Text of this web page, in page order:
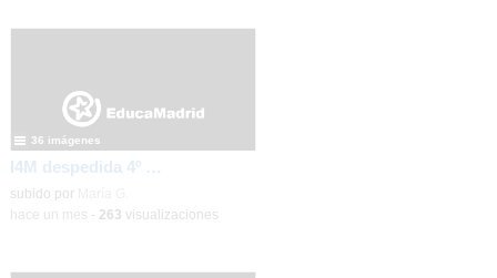
I4M despedida 4º de la ESO
subido por
36 imágenes
hace un mes - 263 visualizaciones